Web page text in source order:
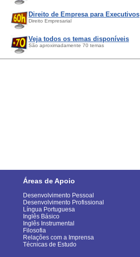
Direito de Empresa para Executivos
Direito Empresarial
Veja todos os temas disponíveis
São aproximadamente 70 temas
Áreas de Apoio
Desenvolvimento Pessoal
Desenvolvimento Profissional
Língua Portuguesa
Inglês Básico
Inglês Instrumental
Filosofia
Relações com a Imprensa
Técnicas de Estudo